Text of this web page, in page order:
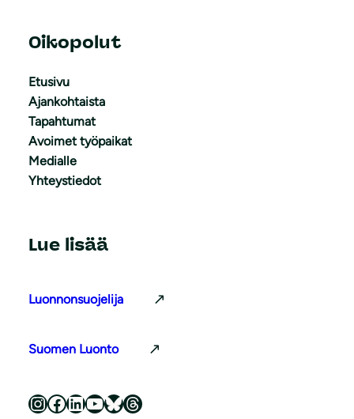
Oikopolut
Etusivu
Ajankohtaista
Tapahtumat
Avoimet työpaikat
Medialle
Yhteystiedot
Lue lisää
Luonnonsuojelija
Suomen Luonto
Luonnonsuojeluliitto Instagramissa Luonnonsuojeluliitto Facebookissa Luonnonsuojeluliitto LinkedInissä Luonnonsuojeluliiton YouTube-kanava Luonnonsuojeluliitto Blueskyssa Luonnonsuojeluliitto Threadsissa